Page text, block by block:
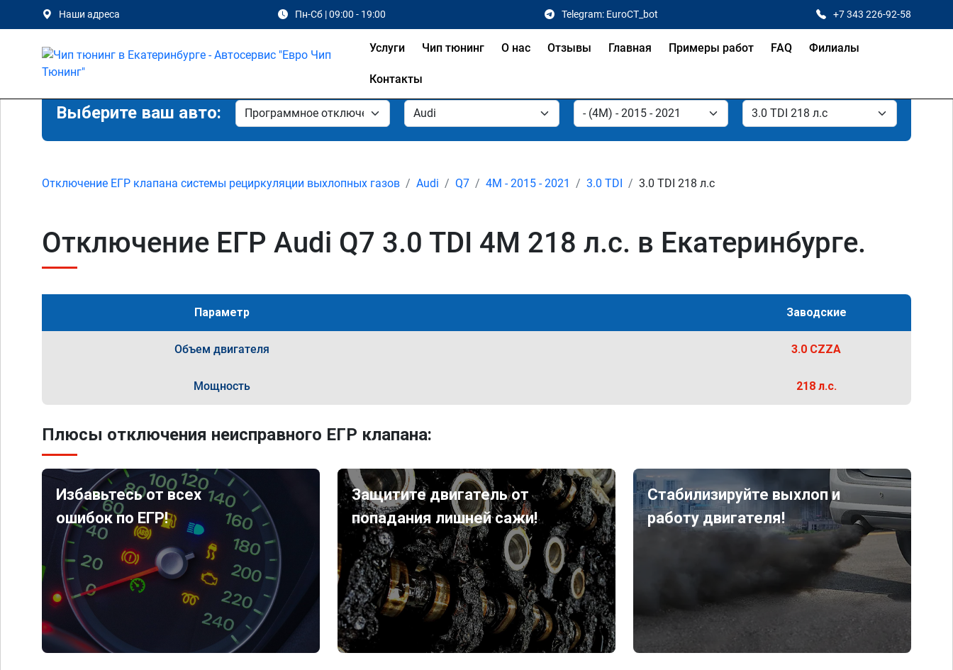
Наши адреса Пн-Сб | 09:00 - 19:00 Telegram: EuroCT_bot +7 343 226-92-58
Услуги Чип тюнинг О нас Отзывы Главная Примеры работ FAQ Филиалы
Контакты
Выберите ваш авто:
Отключение ЕГР клапана системы рециркуляции выхлопных газов Audi Q7 4M - 2015 - 2021 3.0 TDI 3.0 TDI 218 л.с
Отключение ЕГР Audi Q7 3.0 TDI 4M 218 л.с. в Екатеринбурге.
Параметр Заводские
Объем двигателя 3.0 CZZA
Мощность 218 л.с.
Плюсы отключения неисправного ЕГР клапана:
Избавьтесь от всех
ошибок по ЕГР!
Защитите двигатель от
попадания лишней сажи!
Стабилизируйте выхлоп и
работу двигателя!